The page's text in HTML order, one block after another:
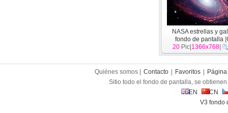
NASA estrellas y
fondo de pantalla [
20 Pic| 1366x768
Quiénes somos | Contacto Favoritos
Sitio todo el fondo de pantalla, se
EN
CN
V3 fondo